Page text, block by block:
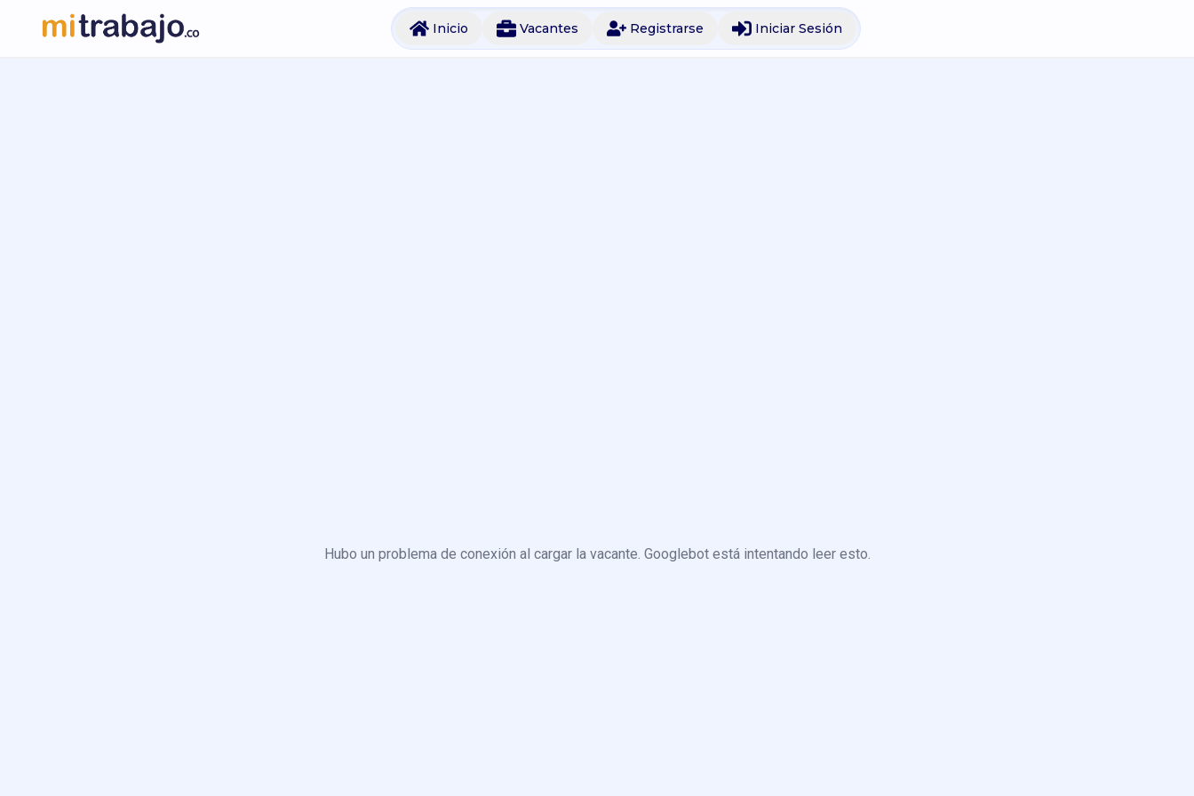
Inicio Vacantes Registrarse Iniciar Sesión
Hubo un problema de conexión al cargar la vacante. Googlebot está intentando leer esto.